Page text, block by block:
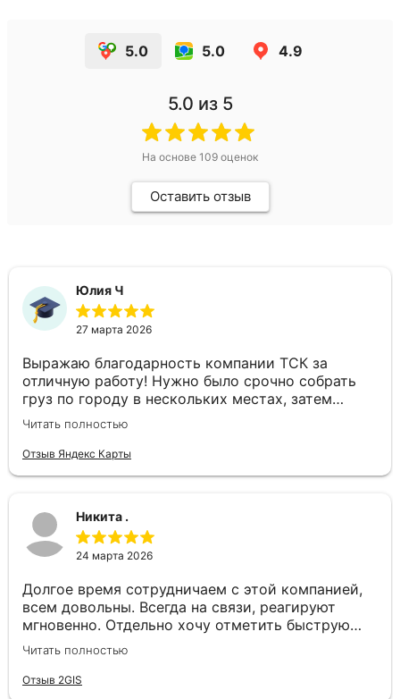
5.0 5.0 4.9
5.0 из 5
На основе 109 оценок
Оставить отзыв
Юлия Ч
27 марта 2026
Выражаю благодарность компании ТСК за
отличную работу! Нужно было срочно собрать
груз по городу в нескольких местах, затем
доставить в другой город день в день. Ребята
подобрали отдельный автомобиль, все сделали
оперативно. Спасибо за слаженность и
Читать полностью
Отзыв Яндекс Карты
Никита .
24 марта 2026
Долгое время сотрудничаем с этой компанией,
всем довольны. Всегда на связи, реагируют
мгновенно. Отдельно хочу отметить быструю
постановку авто и отличное качество самих
перевозок. Надёжный перевозчик, рекомендуем!
Читать полностью
Отзыв 2GIS